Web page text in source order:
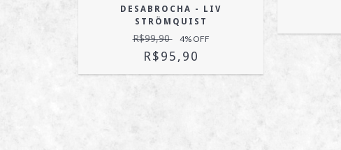
DESABROCHA - LIV
STRÖMQUIST
R$99,90 4% OFF
R$95,90